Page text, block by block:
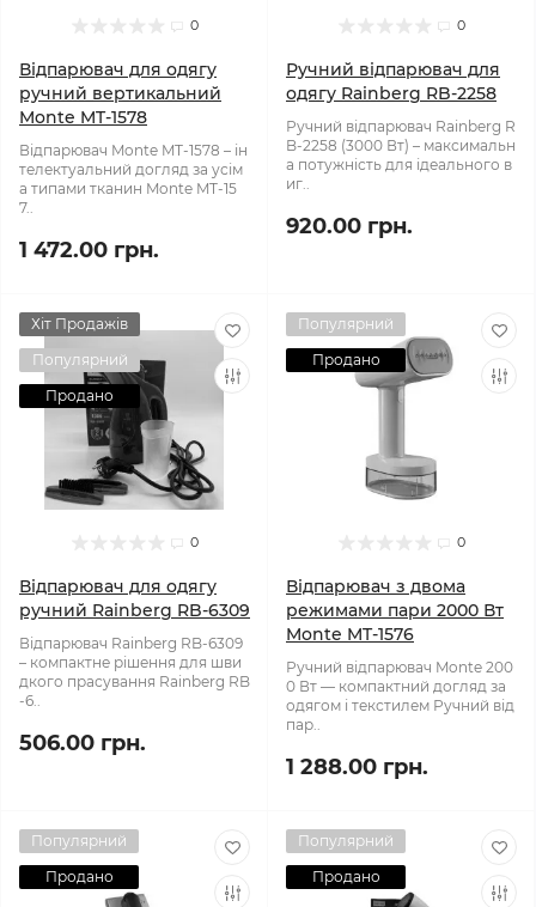
0
Відпарювач для одягу
ручний вертикальний
Monte MT-1578
Відпарювач Monte MT-1578 – ін
телектуальний догляд за усім
а типами тканин Monte MT-15
7..
1 472.00 грн.
0
Ручний відпарювач для
одягу Rainberg RB-2258
Ручний відпарювач Rainberg R
B-2258 (3000 Вт) – максимальн
а потужність для ідеального в
иг..
920.00 грн.
Хіт Продажів
Популярний
Продано
0
Відпарювач для одягу
ручний Rainberg RB-6309
Відпарювач Rainberg RB-6309
– компактне рішення для шви
дкого прасування Rainberg RB
-6..
506.00 грн.
Популярний
Продано
0
Відпарювач з двома
режимами пари 2000 Вт
Monte MT-1576
Ручний відпарювач Monte 200
0 Вт — компактний догляд за
одягом і текстилем Ручний від
пар..
1 288.00 грн.
Популярний
Продано
Популярний
Продано